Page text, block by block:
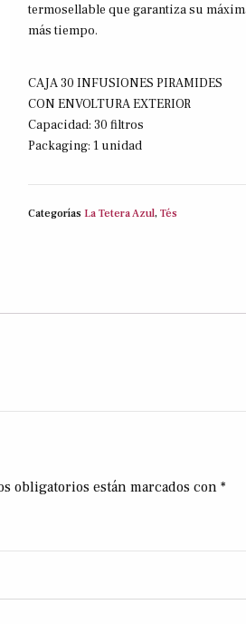
termosellable que garantiza su
más tiempo.
CAJA 30 INFUSIONES PIRAMIDES
CON ENVOLTURA EXTERIOR
Capacidad: 30 filtros
Packaging: 1 unidad
Categorías La Tetera Azul,Tés
obligatorios están marcados con *